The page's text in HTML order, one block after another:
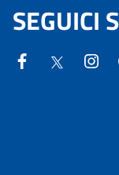
SEGUICI